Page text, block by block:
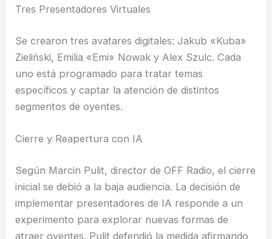
Tres Presentadores Virtuales
Se crearon tres avatares digitales: Jakub «Kuba»
Zieliński, Emilia «Emi» Nowak y Alex Szulc. Cada
uno está programado para tratar temas
específicos y captar la atención de distintos
segmentos de oyentes.
Cierre y Reapertura con IA
Según Marcin Pulit, director de OFF Radio, el cierre
inicial se debió a la baja audiencia. La decisión de
implementar presentadores de IA responde a un
experimento para explorar nuevas formas de
atraer oyentes. Pulit defendió la medida afirmando